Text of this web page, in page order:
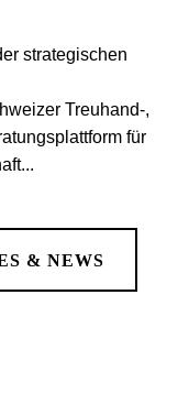
strategischen
Treuhand-,
für
& NEWS